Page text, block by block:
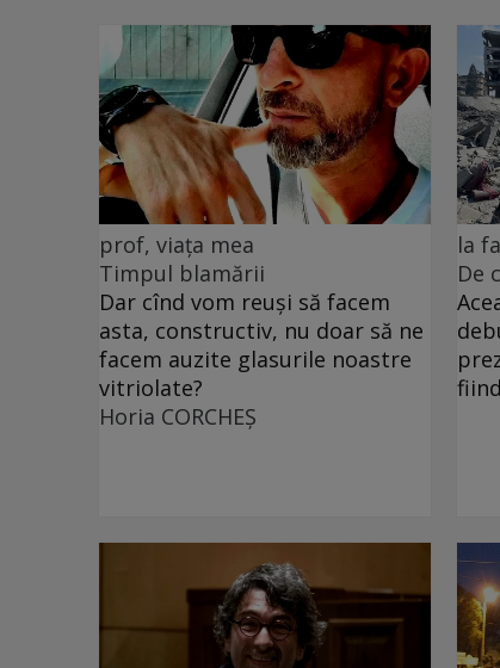
prof, viața mea
Timpul blamării
Dar cînd vom reuși să facem
asta, constructiv, nu doar să ne
facem auzite glasurile noastre
vitriolate?
Horia CORCHEŞ
la
De